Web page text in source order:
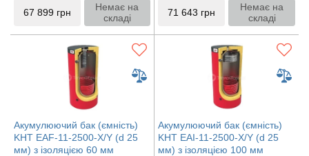
67 899 грн
Немає на
складі
71 643 грн
Немає на
складі
Акумулюючий бак (ємність)
KHT EAF-11-2500-X/Y (d 25
мм) з ізоляцією 60 мм
Акумулюючий бак (ємність)
KHT EAI-11-2500-X/Y (d 25
мм) з ізоляцією 100 мм